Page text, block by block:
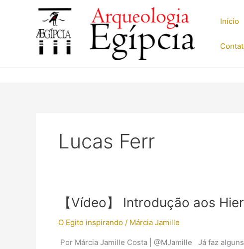
Início
Lucas Ferr
【Vídeo】 Introdução aos
O Egito inspirando / Márcia Jamille
Por Márcia Jamille Costa | @MJamille Já faz